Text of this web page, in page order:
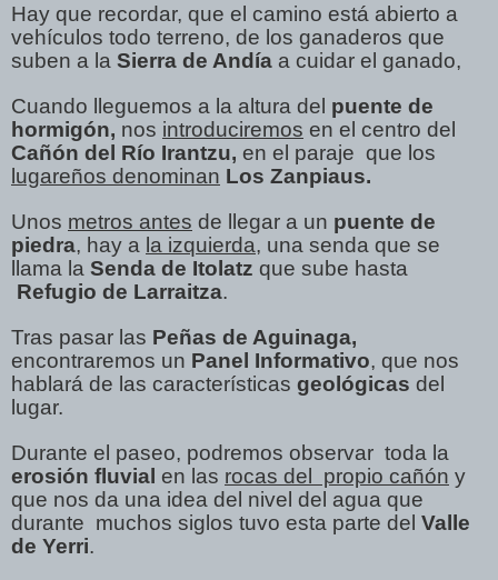
Hay que recordar, que el camino está abierto a
vehículos todo terreno, de los ganaderos que
suben a la Sierra de Andía a cuidar el ganado,
Cuando lleguemos a la altura del puente de
hormigón, nos introduciremos en el centro del
Cañón del Río Irantzu, en el paraje que los
lugareños denominan Los Zanpiaus.
Unos metros antes de llegar a un puente de
piedra, hay a la izquierda, una senda que se
llama la Senda de Itolatz que sube hasta
Refugio de Larraitza.
Tras pasar las Peñas de Aguinaga,
encontraremos un Panel Informativo, que nos
hablará de las características geológicas del
lugar.
Durante el paseo, podremos observar toda la
erosión fluvial en las rocas del propio cañón y
que nos da una idea del nivel del agua que
durante muchos siglos tuvo esta parte del Valle
de Yerri.